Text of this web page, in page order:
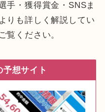
手・獲得賞金・SNSま
りも詳しく解説してい
覧ください。
想サイト